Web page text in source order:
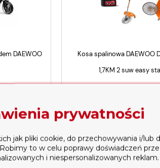
Glebogryzarka Spalinowa Weima
4 499,00 zł
3 799,00 zł
DAEWOO
Kosa spalinowa DAEWOO
1,7KM 2 suw easy
powiadom o
prywatności
jak pliki cookie, do przechowywania i/lub
to w celu poprawy doświadczeń
i niespersonalizowanych reklam.